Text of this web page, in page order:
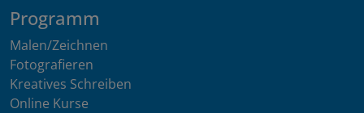
Programm
Malen/Zeichnen
Fotografieren
Kreatives Schreiben
Online Kurse